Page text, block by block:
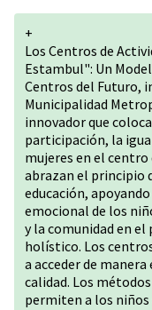
+
Los Centros de
Estambul": Un
Centros del Futuro,
Municipalidad
innovador que
participación, la
mujeres en el
abrazan el principio
educación,
emocional de los
y la comunidad en
holístico. Los
a acceder de
calidad. Los
permiten a los